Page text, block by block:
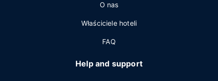
O nas
Właściciele hoteli
FAQ
Help and support